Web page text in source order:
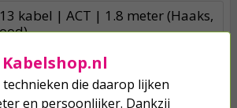
kabel | ACT | 1.8 meter (Haaks,
die daarop lijken
en persoonlijker. Dankzij